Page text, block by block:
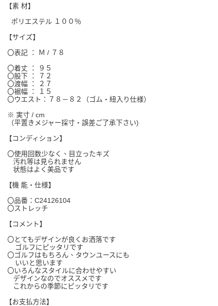
【素 材】
ポリエステル １００％
【サイズ】
〇表記 ： Ｍ / ７８
〇着丈 ： ９５
〇股下 ： ７２
〇渡幅 ： ２７
〇裾幅 ： １５
〇ウエスト：７８－８２（ゴム・紐入り仕様）
※ 実寸 / cm
（平置きメジャー採寸・誤差ご了承下さい)
【コンディション】
〇使用回数少なく、目立ったキズ
汚れ等は見られません
状態はよく美品です
【機 能・仕様】
〇品番：C24126104
〇ストレッチ
【コメント】
〇とてもデザインが良くお洒落です
ゴルフにピッタリです
〇ゴルフはもちろん、タウンユースにも
いいと思います
〇いろんなスタイルに合わせやすい
デザインなのでオススメです
これからの季節にピッタリです
【お支払方法】